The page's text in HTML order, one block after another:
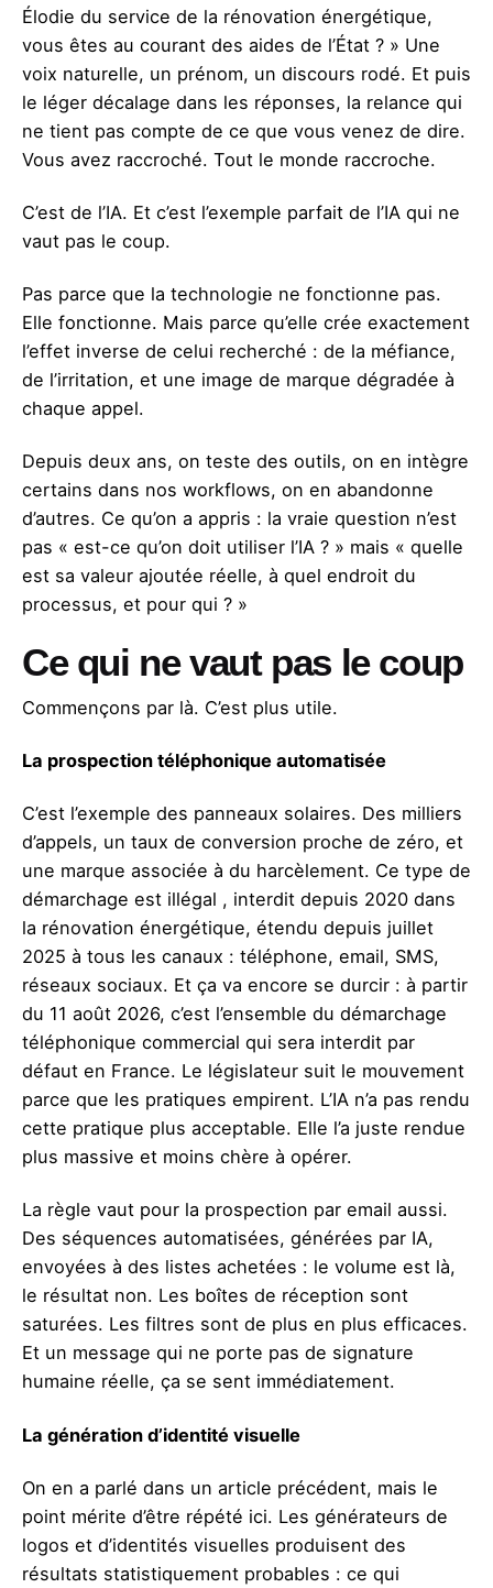
Élodie du service de la rénovation énergétique,
vous êtes au courant des aides de l’État ? » Une
voix naturelle, un prénom, un discours rodé. Et puis
le léger décalage dans les réponses, la relance qui
ne tient pas compte de ce que vous venez de dire.
Vous avez raccroché. Tout le monde raccroche.
C’est de l’IA. Et c’est l’exemple parfait de l’IA qui ne
vaut pas le coup.
Pas parce que la technologie ne fonctionne pas.
Elle fonctionne. Mais parce qu’elle crée exactement
l’effet inverse de celui recherché : de la méfiance,
de l’irritation, et une image de marque dégradée à
chaque appel.
Depuis deux ans, on teste des outils, on en intègre
certains dans nos workflows, on en abandonne
d’autres. Ce qu’on a appris : la vraie question n’est
pas « est-ce qu’on doit utiliser l’IA ? » mais « quelle
est sa valeur ajoutée réelle, à quel endroit du
processus, et pour qui ? »
Ce qui ne vaut pas le coup
Commençons par là. C’est plus utile.
La prospection téléphonique automatisée
C’est l’exemple des panneaux solaires. Des milliers
d’appels, un taux de conversion proche de zéro, et
une marque associée à du harcèlement. Ce type de
démarchage est illégal , interdit depuis 2020 dans
la rénovation énergétique, étendu depuis juillet
2025 à tous les canaux : téléphone, email, SMS,
réseaux sociaux. Et ça va encore se durcir : à partir
du 11 août 2026, c’est l’ensemble du démarchage
téléphonique commercial qui sera interdit par
défaut en France. Le législateur suit le mouvement
parce que les pratiques empirent. L’IA n’a pas rendu
cette pratique plus acceptable. Elle l’a juste rendue
plus massive et moins chère à opérer.
La règle vaut pour la prospection par email aussi.
Des séquences automatisées, générées par IA,
envoyées à des listes achetées : le volume est là,
le résultat non. Les boîtes de réception sont
saturées. Les filtres sont de plus en plus efficaces.
Et un message qui ne porte pas de signature
humaine réelle, ça se sent immédiatement.
La génération d’identité visuelle
On en a parlé dans un article précédent, mais le
point mérite d’être répété ici. Les générateurs de
logos et d’identités visuelles produisent des
résultats statistiquement probables : ce qui